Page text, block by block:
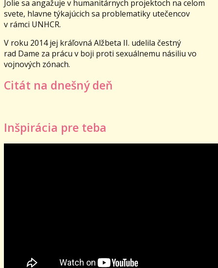
Jolie sa angažuje v humanitárnych projektoch na celom
svete, hlavne týkajúcich sa problematiky utečencov
v rámci UNHCR.
V roku 2014 jej kráľovná Alžbeta II. udelila čestný
rad Dame za prácu v boji proti sexuálnemu násiliu vo
vojnových zónach.
Citát na dnešný deň
Inšpirácia pre teba